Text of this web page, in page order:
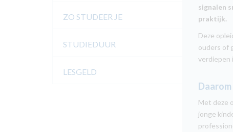
ZO STUDEER JE
STUDIEDUUR
LESGELD
signalen
praktijk.
Deze
ouders of
verdiepen
Met deze
jonge